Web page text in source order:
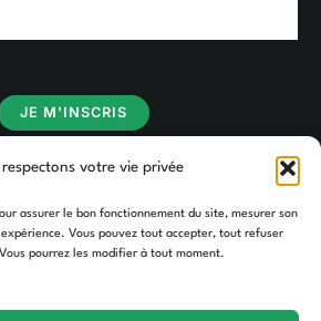
respectons votre vie privée
assurer le bon fonctionnement du site, mesurer son
Vous pouvez tout accepter, tout refuser
pourrez les modifier à tout moment.
JE M'INSCRIS